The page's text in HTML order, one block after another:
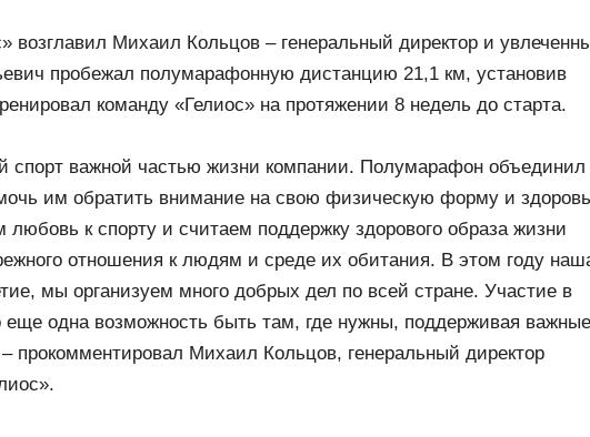
возглавил Михаил Кольцов – генеральный директор и
пробежал полумарафонную дистанцию 21,1 км, установив
команду «Гелиос» на протяжении 8 недель до старта.
спорт важной частью жизни компании. Полумарафон объединил
им обратить внимание на свою физическую форму и
к спорту и считаем поддержку здорового образа жизни
отношения к людям и среде их обитания. В этом году
мы организуем много добрых дел по всей стране. Участие в
еще одна возможность быть там, где нужны, поддерживая важные
прокомментировал Михаил Кольцов, генеральный директор